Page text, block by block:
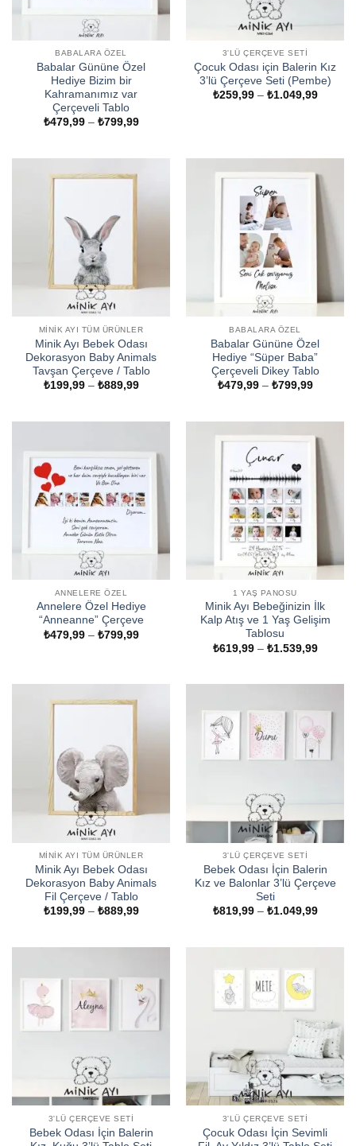
BABALARA ÖZEL
Babalar Gününe Özel
Hediye Bizim bir
Kahramanımız var
Çerçeveli Tablo
₺479,99 – ₺799,99Fiyat
3'LÜ ÇERÇEVE SETI
Çocuk Odası için Balerin Kız
3’lü Çerçeve Seti (Pembe)
₺259,99 – ₺1.049,99Fiyat
MINIK AYI TÜM ÜRÜNLER
Minik Ayı Bebek Odası
Dekorasyon Baby Animals
Tavşan Çerçeve / Tablo
₺199,99 – ₺889,99Fiyat
BABALARA ÖZEL
Babalar Gününe Özel
Hediye “Süper Baba”
Çerçeveli Dikey Tablo
₺479,99 – ₺799,99Fiyat
ANNELERE ÖZEL
Annelere Özel Hediye
“Anneanne” Çerçeve
₺479,99 – ₺799,99Fiyat
1 YAŞ PANOSU
Minik Ayı Bebeğinizin İlk
Kalp Atış ve 1 Yaş Gelişim
Tablosu
₺619,99 – ₺1.539,99Fiyat
MINIK AYI TÜM ÜRÜNLER
Minik Ayı Bebek Odası
Dekorasyon Baby Animals
Fil Çerçeve / Tablo
₺199,99 – ₺889,99Fiyat
3'LÜ ÇERÇEVE SETI
Bebek Odası İçin Balerin
Kız ve Balonlar 3’lü Çerçeve
Seti
₺819,99 – ₺1.049,99Fiyat
3'LÜ ÇERÇEVE SETI
Bebek Odası İçin Balerin
3'LÜ ÇERÇEVE SETI
Çocuk Odası İçin Sevimli